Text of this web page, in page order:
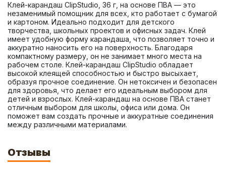
Клей-карандаш ClipStudio, 36 г, на основе ПВА — это
незаменимый помощник для всех, кто работает с бумагой
и картоном. Идеально подходит для детского
творчества, школьных проектов и офисных задач. Клей
имеет удобную форму карандаша, что позволяет точно и
аккуратно наносить его на поверхность. Благодаря
компактному размеру, он не занимает много места на
рабочем столе. Клей-карандаш ClipStudio обладает
высокой клеящей способностью и быстро высыхает,
образуя прочное соединение. Он нетоксичен и безопасен
для здоровья, что делает его идеальным выбором для
детей и взрослых. Клей-карандаш на основе ПВА станет
отличным выбором для школы, офиса или дома. Он
поможет вам создать прочные и аккуратные соединения
между различными материалами.
Отзывы